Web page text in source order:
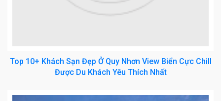
Top 10+ Khách Sạn Đẹp Ở Quy Nhơn View Biển Cực Chill
Được Du Khách Yêu Thích Nhất